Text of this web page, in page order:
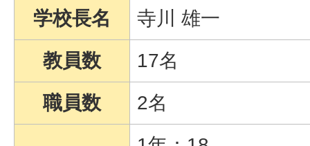
学校長名
寺川 雄一
教員数
17名
職員数
2名